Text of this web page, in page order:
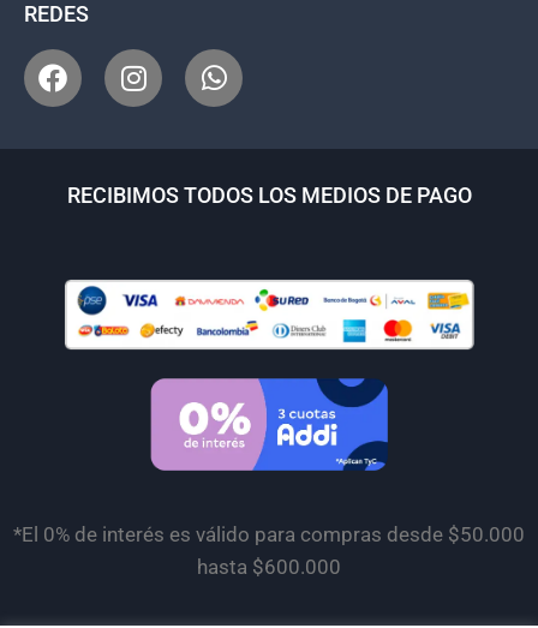
REDES
RECIBIMOS TODOS LOS MEDIOS DE PAGO
*El 0% de interés es válido para compras desde $50.000
hasta $600.000